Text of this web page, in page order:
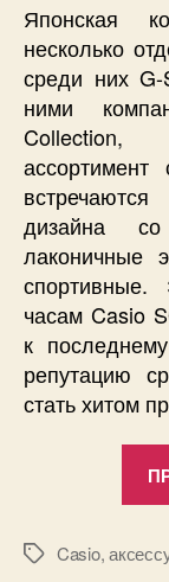
Японская
несколько
среди них
ними
Collection,
дизайна
лаконичные
часам Casio
к
репутацию
стать хитом
Позначки
Casio,